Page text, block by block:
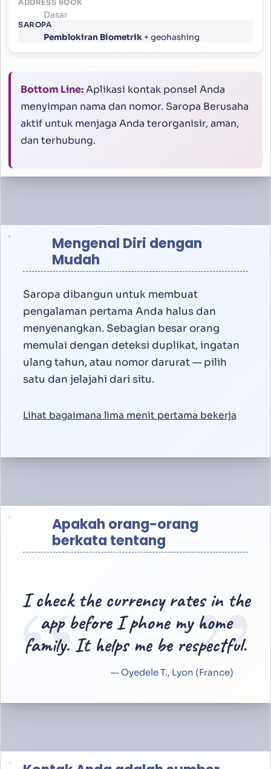
Dasar
Pemblokiran Biometrik + geohashing
Bottom Line:Aplikasi kontak ponsel Anda
menyimpan nama dan nomor. Saropa Berusaha
aktif untuk menjaga Anda terorganisir, aman,
dan terhubung.
Mengenal Diri dengan
Mudah
Saropa dibangun untuk membuat
pengalaman pertama Anda halus dan
menyenangkan. Sebagian besar orang
memulai dengan deteksi duplikat, ingatan
ulang tahun, atau nomor darurat — pilih
satu dan jelajahi dari situ.
Lihat bagaimana lima menit pertama bekerja
Apakah orang-orang
berkata tentang
“ ”
I check the currency rates in the
app before I phone my home
family. It helps me be respectful.
— Oyedele T., Lyon (France)